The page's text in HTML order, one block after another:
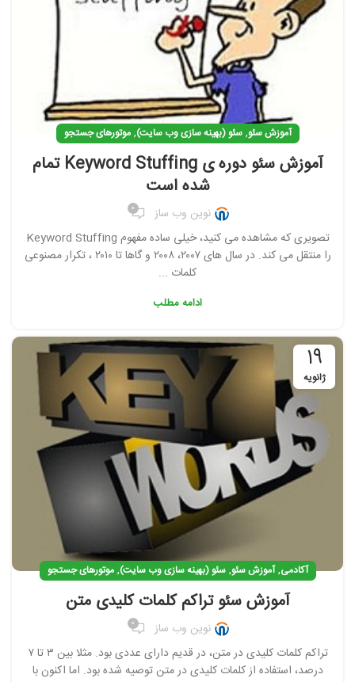
آموزش سئو,سئو (بهینه سازی وب سایت),موتورهای جستجو
آموزش سئو دوره ی Keyword Stuffing تمام
شده است
نوین وب ساز 0
تصویری که مشاهده می کنید، خیلی ساده مفهوم Keyword Stuffing
را منتقل می کند. در سال های ۲۰۰۷، ۲۰۰۸ و گاها تا ۲۰۱۰ ، تکرار مصنوعی
کلمات ...
ادامه مطلب
19
ژانویه
آکادمی,آموزش سئو,سئو (بهینه سازی وب سایت),موتورهای جستجو
آموزش سئو تراکم کلمات کلیدی متن
نوین وب ساز 0
تراکم کلمات کلیدی در متن، در قدیم دارای عددی بود. مثلا بین ۳ تا ۷
درصد، استفاده از کلمات کلیدی در متن توصیه شده بود. اما اکنون با